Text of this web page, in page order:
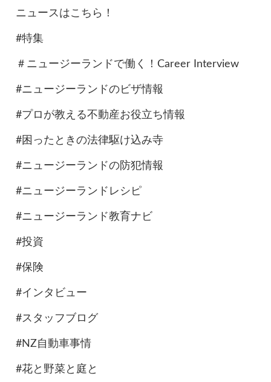
ニュースはこちら！
#特集
＃ニュージーランドで働く！Career Interview
#ニュージーランドのビザ情報
#プロが教える不動産お役立ち情報
#困ったときの法律駆け込み寺
#ニュージーランドの防犯情報
#ニュージーランドレシピ
#ニュージーランド教育ナビ
#投資
#保険
#インタビュー
#スタッフブログ
#NZ自動車事情
#花と野菜と庭と